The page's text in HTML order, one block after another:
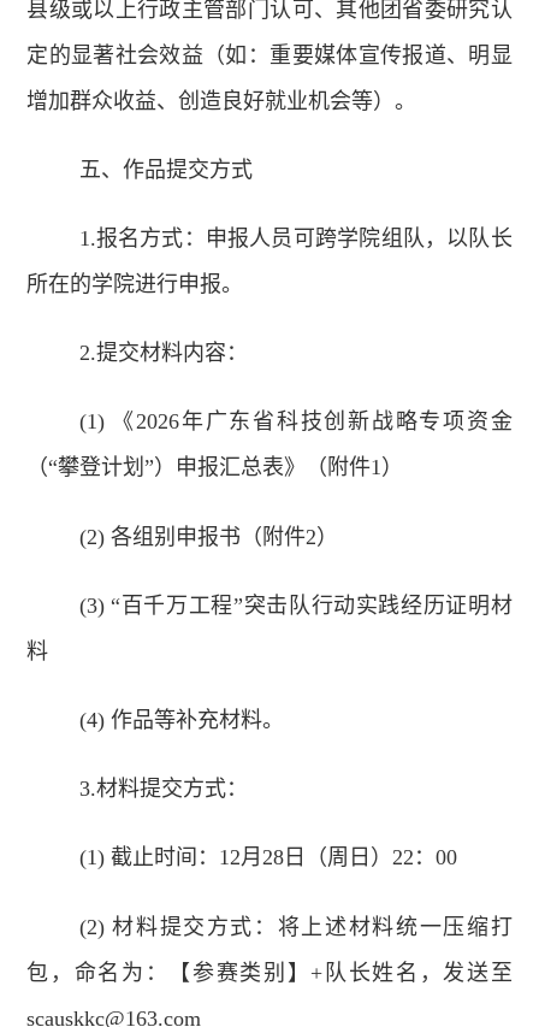
县级或以上行政主管部门认可、其他团省委研究认
定的显著社会效益（如：重要媒体宣传报道、明显
增加群众收益、创造良好就业机会等）。
五、作品提交方式
1.报名方式：申报人员可跨学院组队，以队长
所在的学院进行申报。
2.提交材料内容：
(1) 《2026年广东省科技创新战略专项资金
（“攀登计划”）申报汇总表》（附件1）
(2) 各组别申报书（附件2）
(3) “百千万工程”突击队行动实践经历证明材
料
(4) 作品等补充材料。
3.材料提交方式：
(1) 截止时间：12月28日（周日）22：00
(2) 材料提交方式：将上述材料统一压缩打
包，命名为：【参赛类别】+队长姓名，发送至
scauskkc@163.com